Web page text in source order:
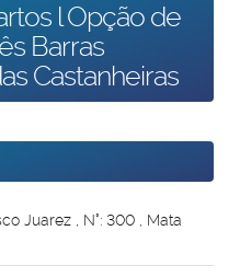
l Opção de
Barras
Castanheiras
Juarez N°: 300
Mata